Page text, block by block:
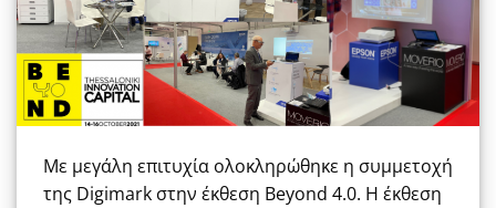
Με μεγάλη επιτυχία ολοκληρώθηκε η συμμετοχή
της Digimark στην έκθεση Beyond 4.0. Η έκθεση